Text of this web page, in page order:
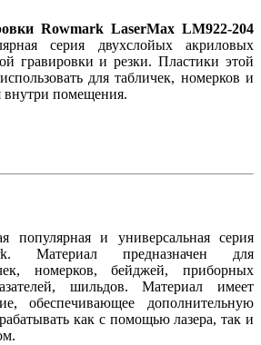
Rowmark LaserMax LM922-204
серия двухслойых акриловых
гравировки и резки. Пластики этой
для табличек, номерков и
внутри помещения.
популярная и универсальная серия
Материал предназначен для
номерков, бейджей, приборных
шильдов. Материал имеет
обеспечивающее дополнительную
как с помощью лазера, так и